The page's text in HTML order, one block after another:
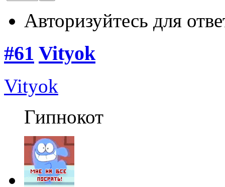
Авторизуйтесь для
#61 Vityok
Vityok
Гипнокот